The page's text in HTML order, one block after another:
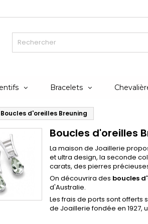
Bracelets
Boucles d'oreilles Breuning
Boucles d'oreilles
La maison de Joaillerie
et ultra design, la seconde
carats, des pierres
On découvrira des boucles
d'Australie.
Les frais de ports sont offerts
de Joaillerie fondée en 1927,